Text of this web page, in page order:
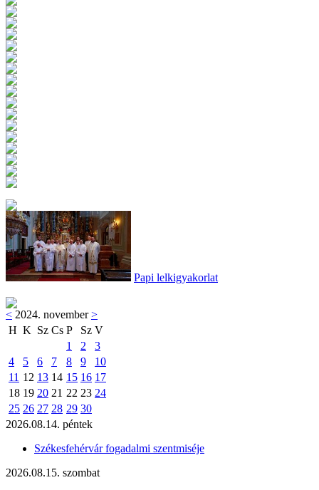
Papi lelkigyakorlat
< 2024. november>
H K Sz Cs P Sz V
1
2
3
4
5 6 7 8 9
10
11 12 13 14 15 16 17
18 19 20 21 22 23 24
25 26 27 28 29 30
2026.08.14. péntek
Székesfehérvár fogadalmi szentmiséje
2026.08.15. szombat